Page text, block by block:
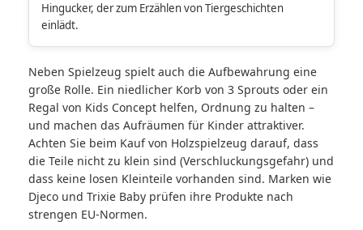
Hingucker, der zum Erzählen von Tiergeschichten
einlädt.
Neben Spielzeug spielt auch die Aufbewahrung eine
große Rolle. Ein niedlicher Korb von 3 Sprouts oder ein
Regal von Kids Concept helfen, Ordnung zu halten –
und machen das Aufräumen für Kinder attraktiver.
Achten Sie beim Kauf von Holzspielzeug darauf, dass
die Teile nicht zu klein sind (Verschluckungsgefahr) und
dass keine losen Kleinteile vorhanden sind. Marken wie
Djeco und Trixie Baby prüfen ihre Produkte nach
strengen EU-Normen.